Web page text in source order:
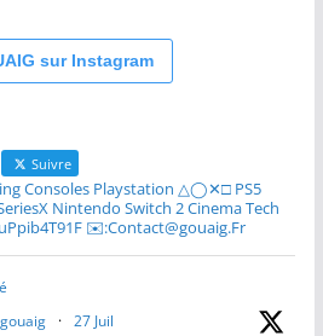
sur Instagram
Suivre
Consoles Playstation △◯✕□ PS5
Nintendo Switch 2 Cinema Tech
✉️:Contact@gouaig.Fr
· 27 Juil